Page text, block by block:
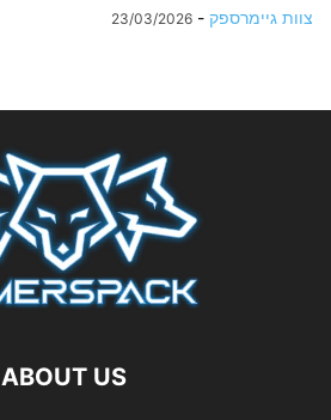
צוות גיימרספק -
23/03/2026
ABOUT US